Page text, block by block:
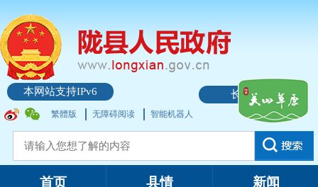
本网站支持IPv6 长者模式
繁體版 无障碍阅读 智能机器人
首页 县情 新闻